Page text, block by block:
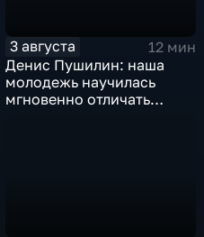
3 августа
12 мин
Денис Пушилин: наша
молодежь научилась
мгновенно отличать